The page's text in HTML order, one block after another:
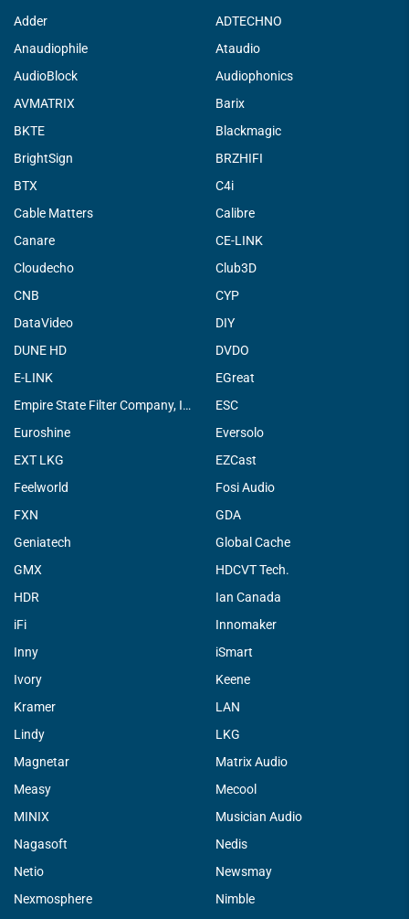
Adder
ADTECHNO
Anaudiophile
Ataudio
AudioBlock
Audiophonics
AVMATRIX
Barix
BKTE
Blackmagic
BrightSign
BRZHIFI
BTX
C4i
Cable Matters
Calibre
Canare
CE-LINK
Cloudecho
Club3D
CNB
CYP
DataVideo
DIY
DUNE HD
DVDO
E-LINK
EGreat
Empire State Filter Company, INC.
ESC
Euroshine
Eversolo
EXT LKG
EZCast
Feelworld
Fosi Audio
FXN
GDA
Geniatech
Global Cache
GMX
HDCVT Tech.
HDR
Ian Canada
iFi
Innomaker
Inny
iSmart
Ivory
Keene
Kramer
LAN
Lindy
LKG
Magnetar
Matrix Audio
Measy
Mecool
MINIX
Musician Audio
Nagasoft
Nedis
Netio
Newsmay
Nexmosphere
Nimble